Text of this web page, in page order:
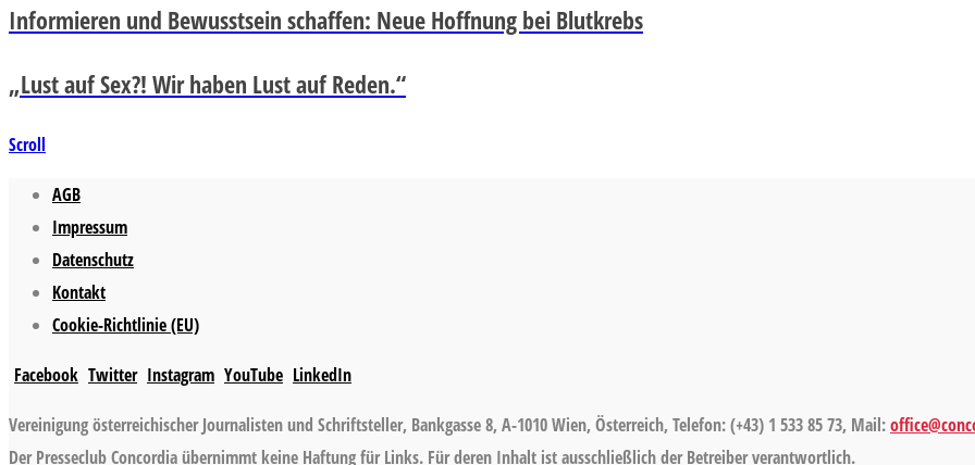
Informieren und Bewusstsein schaffen: Neue Hoffnung bei Blutkrebs
„Lust auf Sex?! Wir haben Lust auf Reden.“
Scroll
AGB
Impressum
Datenschutz
Kontakt
Cookie-Richtlinie (EU)
Facebook Twitter Instagram YouTube LinkedIn
Vereinigung österreichischer Journalisten und Schriftsteller, Bankgasse 8, A-1010 Wien, Österreich, Telefon: (+43) 1 533 85 73, Mail:
Der Presseclub Concordia übernimmt keine Haftung für Links. Für deren Inhalt ist ausschließlich der Betreiber verantwortlich.